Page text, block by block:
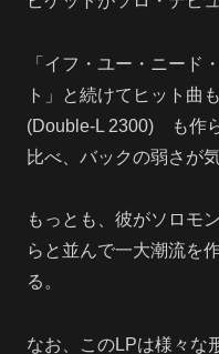
「イフ・ユー・ニード
ト」と続けてヒット曲
(Double-L 2300) も作
比べ、バックの弱さが
もっとも、彼がソロモ
らと並んで一大潮流を
る。
なお、このLPは様々な